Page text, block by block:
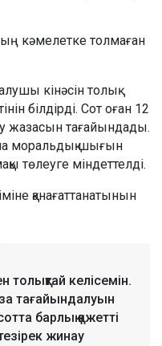
кәмелетке толмаған
кінәсін толық
білдірді. Сот оған 12
жазасын тағайындады.
моральдық шығын
төлеуге міндеттелді.
қанағаттанатынын
келісемін.
тағайындалуын
барлық қажетті
жинау